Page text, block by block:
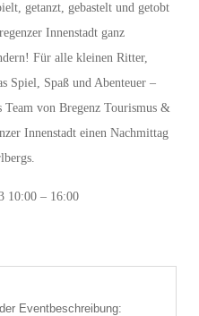
getanzt, gebastelt und getobt
Innenstadt ganz
Für alle kleinen Ritter,
Spiel, Spaß und Abenteuer –
Team von Bregenz Tourismus &
Innenstadt einen Nachmittag
10:00 – 16:00
Eventbeschreibung: